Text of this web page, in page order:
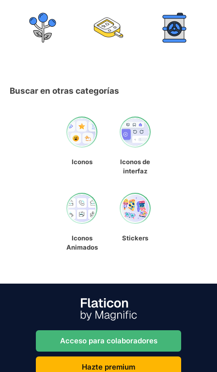
Buscar en otras categorías
Iconos
Iconos de
interfaz
Iconos
Animados
Stickers
Acceso para colaboradores
Hazte premium